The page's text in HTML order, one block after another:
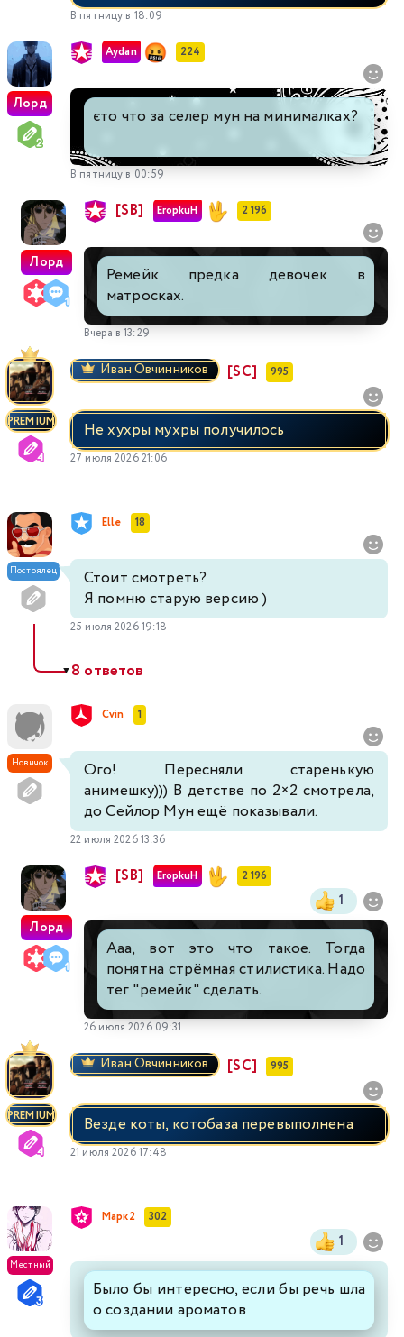
В пятницу в 18:09
Лорд
Aydan 224
єто что за селер мун на минималках?
В пятницу в 00:59
Лорд
[SB] EropkuH 2 196
Ремейк предка девочек в
матросках.
Вчера в 13:29
PREMIUM
Иван Овчинников [SC] 995
Не хухры мухры получилось
27 июля 2026 21:06
Постоялец
Elle 18
Стоит смотреть?
Я помню старую версию )
25 июля 2026 19:18
▼8 ответов
Новичок
Cvin 1
Ого! Пересняли старенькую
анимешку))) В детстве по 2×2 смотрела,
до Сейлор Мун ещё показывали.
22 июля 2026 13:36
Лорд
[SB] EropkuH 2 196
1
Ааа, вот это что такое. Тогда
понятна стрёмная стилистика. Надо
тег "ремейк" сделать.
26 июля 2026 09:31
PREMIUM
Иван Овчинников [SC] 995
Везде коты, котобаза перевыполнена
21 июля 2026 17:48
Местный
Марк2 302
1
Было бы интересно, если бы речь шла
о создании ароматов